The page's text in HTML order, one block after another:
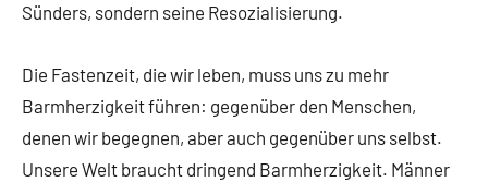
Sünders, sondern seine Resozialisierung.
Die Fastenzeit, die wir leben, muss uns zu mehr
Barmherzigkeit führen: gegenüber den Menschen,
denen wir begegnen, aber auch gegenüber uns selbst.
Unsere Welt braucht dringend Barmherzigkeit. Männer